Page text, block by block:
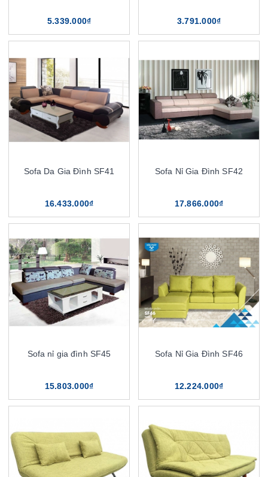
5.339.000₫ 3.791.000₫
Sofa Da Gia Đình SF41
16.433.000₫
Sofa Nỉ Gia Đình SF42
17.866.000₫
Sofa nỉ gia đình SF45
15.803.000₫
Sofa Nỉ Gia Đình SF46
12.224.000₫